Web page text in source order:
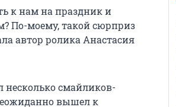
к нам на праздник и
По-моему, такой сюрприз
автор ролика Анастасия
несколько смайликов-
вышел к